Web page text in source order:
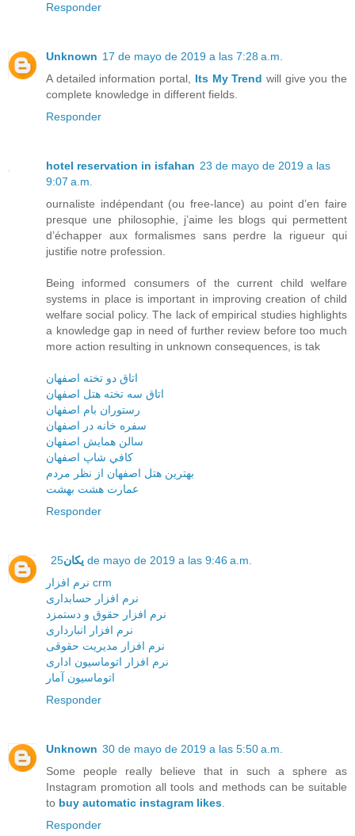
Responder
Unknown 17 de mayo de 2019 a las 7:28 a.m.
A detailed information portal, Its My Trend will give you the
complete knowledge in different fields.
Responder
hotel reservation in isfahan 23 de mayo de 2019 a las
9:07 a.m.
ournaliste indépendant (ou free-lance) au point d’en faire
presque une philosophie, j’aime les blogs qui permettent
d’échapper aux formalismes sans perdre la rigueur qui
justifie notre profession.
Being informed consumers of the current child welfare
systems in place is important in improving creation of child
welfare social policy. The lack of empirical studies highlights
a knowledge gap in need of further review before too much
more action resulting in unknown consequences, is tak
اتاق دو تخته اصفهان
اتاق سه تخته هتل اصفهان
رستوران بام اصفهان
سفره خانه در اصفهان
سالن همايش اصفهان
کافي شاپ اصفهان
بهترين هتل اصفهان از نظر مردم
عمارت هشت بهشت
Responder
یکان 25 de mayo de 2019 a las 9:46 a.m.
نرم افزار crm
نرم افزار حسابداری
نرم افزار حقوق و دستمزد
نرم افزار انبارداری
نرم افزار مديريت حقوقی
نرم افزار اتوماسيون اداری
اتوماسيون آمار
Responder
Unknown 30 de mayo de 2019 a las 5:50 a.m.
Some people really believe that in such a sphere as
Instagram promotion all tools and methods can be suitable
to buy automatic instagram likes
Responder